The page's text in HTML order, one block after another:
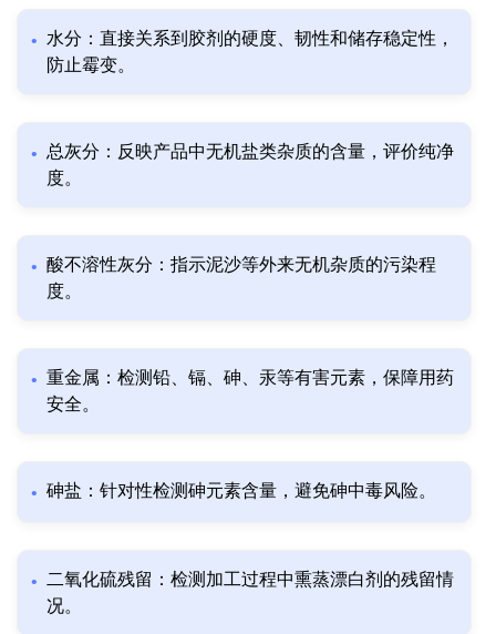
水分：直接关系到胶剂的硬度、韧性和储存稳定性，
防止霉变。
总灰分：反映产品中无机盐类杂质的含量，评价纯净
度。
酸不溶性灰分：指示泥沙等外来无机杂质的污染程
度。
重金属：检测铅、镉、砷、汞等有害元素，保障用药
安全。
砷盐：针对性检测砷元素含量，避免砷中毒风险。
二氧化硫残留：检测加工过程中熏蒸漂白剂的残留情
况。